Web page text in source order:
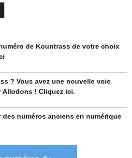
de Kountrass de votre choix
? Vous avez une nouvelle voie
Allodons ! Cliquez ici.
des numéros anciens en numérique